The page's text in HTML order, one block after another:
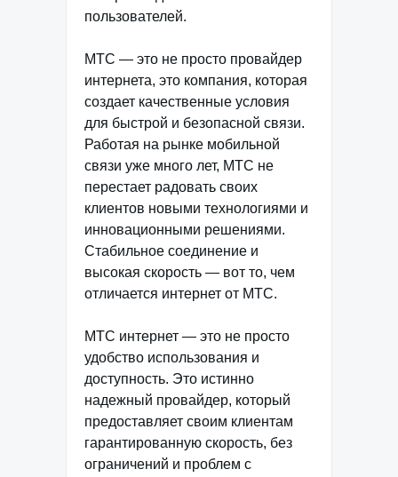
пользователей.
МТС — это не просто провайдер
интернета, это компания, которая
создает качественные условия
для быстрой и безопасной связи.
Работая на рынке мобильной
связи уже много лет, МТС не
перестает радовать своих
клиентов новыми технологиями и
инновационными решениями.
Стабильное соединение и
высокая скорость — вот то, чем
отличается интернет от МТС.
МТС интернет — это не просто
удобство использования и
доступность. Это истинно
надежный провайдер, который
предоставляет своим клиентам
гарантированную скорость, без
ограничений и проблем с